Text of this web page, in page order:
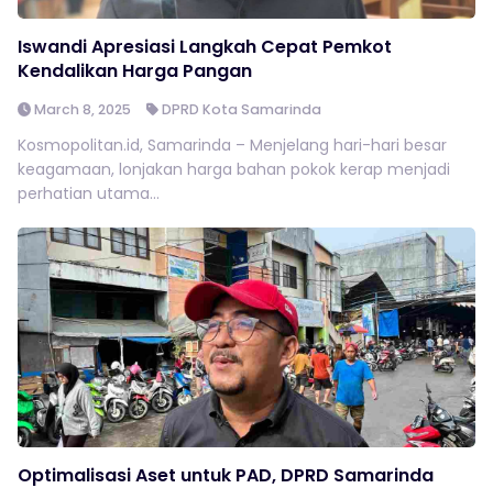
Iswandi Apresiasi Langkah Cepat Pemkot
Kendalikan Harga Pangan
March 8, 2025 DPRD Kota Samarinda
Kosmopolitan.id, Samarinda – Menjelang hari-hari besar
keagamaan, lonjakan harga bahan pokok kerap menjadi
perhatian utama...
Optimalisasi Aset untuk PAD, DPRD Samarinda